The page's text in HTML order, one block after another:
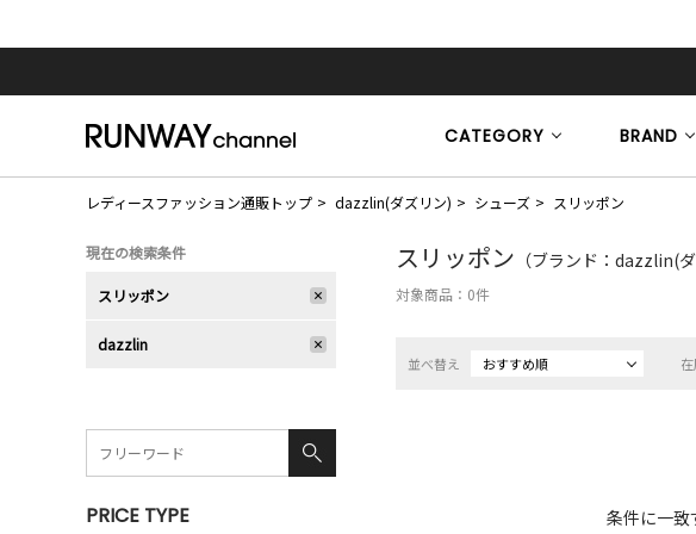
CATEGORY BRAND
レディースファッション通販トップ dazzlin(ダズリン) シューズ スリッポン
スリッポン （ブランド：dazzlin(ダ
対象商品： 0件
並べ替え おすすめ順
条件に一致
現在の検索条件
スリッポン
dazzlin
PRICE TYPE